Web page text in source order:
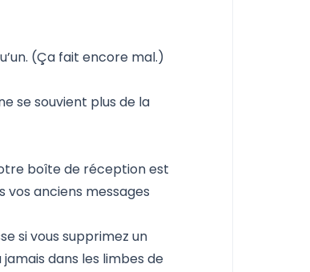
(Ça fait encore mal.)
se souvient plus de la
boîte de réception est
vos anciens messages
si vous supprimez un
dans les limbes de